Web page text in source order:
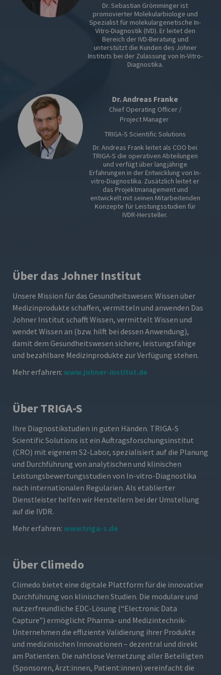
Dr. Sebastian Grömminger ist
promovierter Molekularbiologe und
Spezialist für molekulargenetische In-
Vitro-Diagnostik (IVD). Er leitet den
Bereich der IVD-Beratung und
unterstützt die Kunden des Johner
Instituts bei der Zulassung von In-Vitro-
Diagnostika.
Dr. Andreas Franke
Chief Operating Officer /
Project Manager
TRIGA-S Scientific Solutions
Dr. Andreas Frank leitet als COO bei
TRIGA-S die operativen Abteilungen
und verfügt über langjährige
Erfahrungen in der Entwicklung von In-
vitro-Diagnostika. Zusätzlich leitet er
das Projektmanagement und
entwickelt mit seinen Mitarbeitenden
Konzepte für Leistungsstudien für
IVDR-Hersteller.
Über das Johner Institut
Unsere Mission für das Gesundheitswesen: Wissen über
Medizinprodukte schaffen, vermitteln und anwenden Das
Johner Institut schafft Wissen, vermittelt Wissen und
wendet Wissen an (bzw. hilft bei dessen Anwendung),
damit dem Gesundheitswesen sichere, leistungsfähige
und bezahlbare Medizinprodukte zur Verfügung stehen.
Mehr erfahren: www.johner-institut.de
Über TRIGA-S
Ihre Diagnostikstudien in guten Händen. TRIGA-S
Scientific Solutions ist ein Auftragsforschungsinstitut
(CRO) mit eigenem S2-Labor, spezialisiert auf die Planung
und Durchführung von analytischen und klinischen
Leistungsbewertungsstudien von In-vitro-Diagnostika
nach internationalen Regularien. Als etablierter
Dienstleister helfen wir Herstellern bei der Umstellung
auf die IVDR.
Mehr erfahren: www.triga-s.de
Über Climedo
Climedo bietet eine digitale Plattform für die innovative
Durchführung von klinischen Studien. Die modulare und
nutzerfreundliche EDC-Lösung (“Electronic Data
Capture”) ermöglicht Pharma- und Medizintechnik-
Unternehmen die effiziente Validierung ihrer Produkte
und medizinischen Innovationen – dezentral und direkt
am Patienten. Die nahtlose Vernetzung aller Beteiligten
(Sponsoren, Ärzt:innen, Patient:innen) vereinfacht die